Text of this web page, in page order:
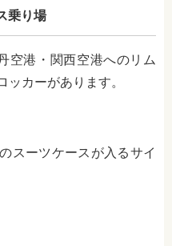
乗り場
空港・関西空港へのリム
カーがあります。
スーツケースが入るサイ